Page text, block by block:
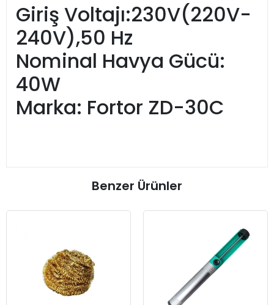
Giriş Voltajı:230V(220V-
240V),50 Hz
Nominal Havya Gücü:
40W
Marka: Fortor ZD-30C
Benzer Ürünler